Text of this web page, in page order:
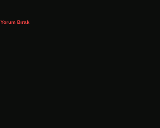
Yorum Bırak